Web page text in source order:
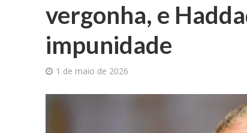
vergonha, e
impunidade
1 de maio de 2026